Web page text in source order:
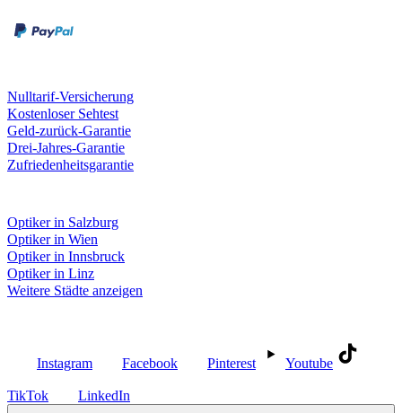
Nulltarif-Versicherung
Kostenloser Sehtest
Geld-zurück-Garantie
Drei-Jahres-Garantie
Zufriedenheitsgarantie
Optiker in Salzburg
Optiker in Wien
Optiker in Innsbruck
Optiker in Linz
Weitere Städte anzeigen
Instagram Facebook Pinterest Youtube
TikTok LinkedIn